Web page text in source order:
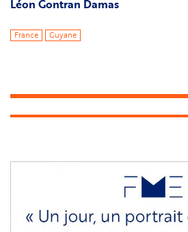
Léon Gontran Damas
France Guyane